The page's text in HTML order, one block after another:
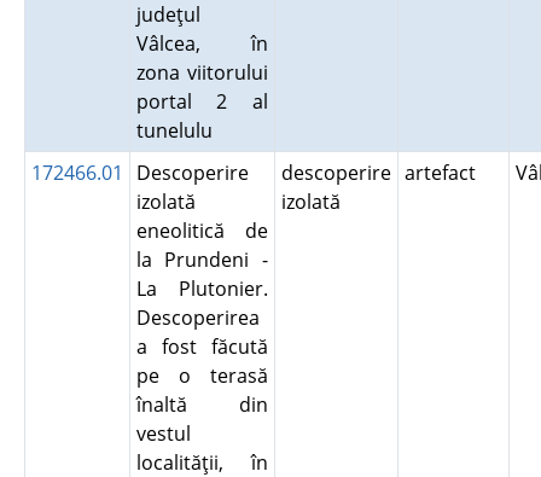
judeţul
Vâlcea, în
zona viitorului
portal 2 al
tunelulu
172466.01
Descoperire
izolată
eneolitică de
la Prundeni -
La Plutonier.
Descoperirea
a fost făcută
pe o terasă
înaltă din
vestul
localităţii, în
descoperire
izolată
artefact